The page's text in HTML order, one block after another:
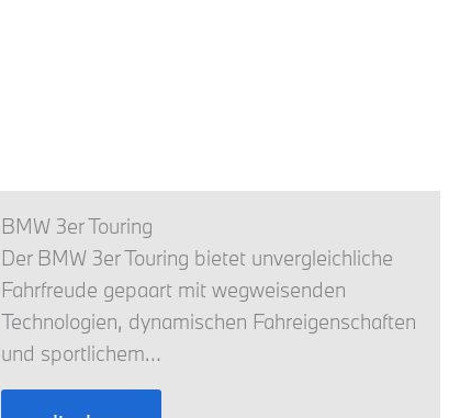
BMW 3er Touring
Der BMW 3er Touring bietet unvergleichliche
Fahrfreude gepaart mit wegweisenden
Technologien, dynamischen Fahreigenschaften
und sportlichem…